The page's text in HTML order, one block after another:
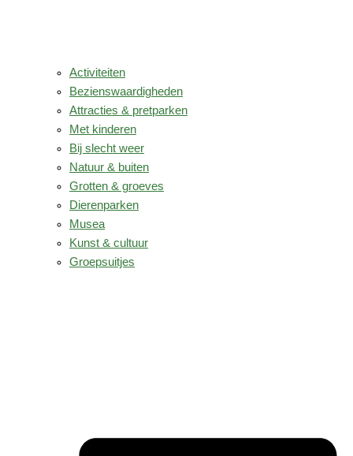
Activiteiten
Bezienswaardigheden
Attracties & pretparken
Met kinderen
Bij slecht weer
Natuur & buiten
Grotten & groeves
Dierenparken
Musea
Kunst & cultuur
Groepsuitjes